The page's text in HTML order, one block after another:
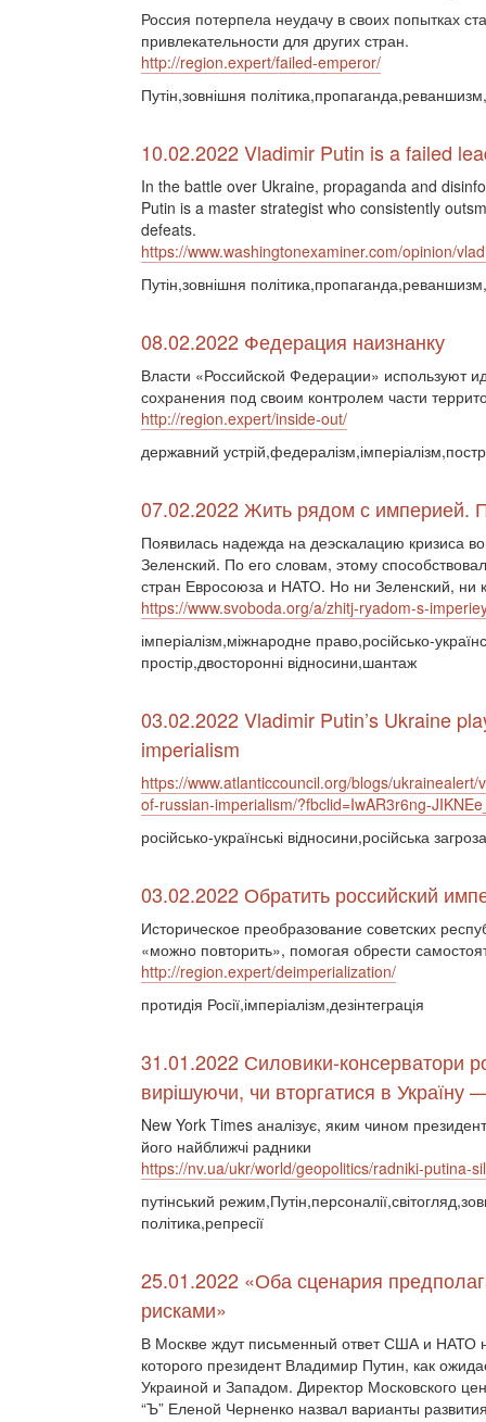
Россия потерпела неудачу в своих попытках
привлекательности для других стран.
http://region.expert/failed-emperor/
Путін,зовнішня
10.02.2022 Vladimir Putin is a failed
In the battle over Ukraine, propaganda and
Putin is a master strategist who consistently
defeats.
https://www.washingtonexaminer.com/opinion/
Путін,зовнішня
08.02.2022 Федерация наизнанку
Власти «Российской Федерации» используют
сохранения под своим контролем части
http://region.expert/inside-out/
державний
07.02.2022 Жить рядом с империей.
Появилась надежда на деэскалацию кризиса
Зеленский. По его словам, этому
стран Евросоюза и НАТО. Но ни Зеленский, ни
https://www.svoboda.org/a/zhitj-ryadom-s-
імперіалізм,міжнародне право,російсько-
простір,двосторонні відносини,шантаж
03.02.2022 Vladimir Putin’s Ukraine
imperialism
https://www.atlanticcouncil.org/blogs/
of-russian-imperialism/?fbclid=IwAR3r6ng-
російсько-українські відносини,російська
03.02.2022 Обратить российский
Историческое преобразование советских
«можно повторить», помогая обрести
http://region.expert/deimperialization/
протидія Росії,імперіалізм,дезінтеграція
31.01.2022 Силовики-консерватори
вирішуючи, чи вторгатися в Україну
New York Times аналізує, яким чином
його найближчі радники
https://nv.ua/ukr/world/geopolitics/radniki-putina-
путінський
політика,репресії
25.01.2022 «Оба сценария
рисками»
В Москве ждут письменный ответ США и НАТО
которого президент Владимир Путин, как
Украиной и Западом. Директор Московского
“Ъ” Еленой Черненко назвал варианты